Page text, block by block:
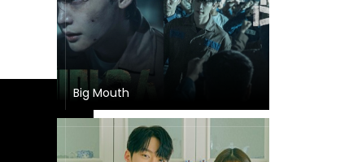
Big Mouth